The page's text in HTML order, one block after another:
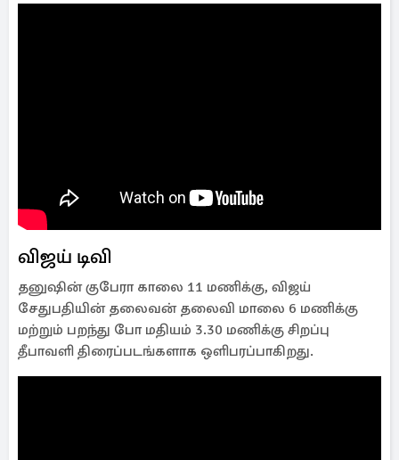
விஜய் டிவி
தனுஷின் குபேரா காலை 11 மணிக்கு, விஜய்
சேதுபதியின் தலைவன் தலைவி மாலை 6 மணிக்கு
மற்றும் பறந்து போ மதியம் 3.30 மணிக்கு சிறப்பு
தீபாவளி திரைப்படங்களாக ஒளிபரப்பாகிறது.